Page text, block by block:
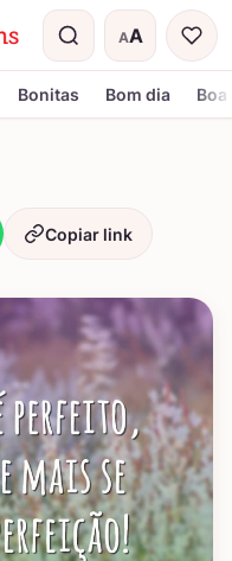
AA
Tamanho do
Bonitas Bom dia
Copiar link